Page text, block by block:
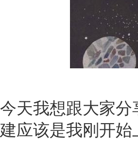
今天我想跟大家
建应该是我刚开